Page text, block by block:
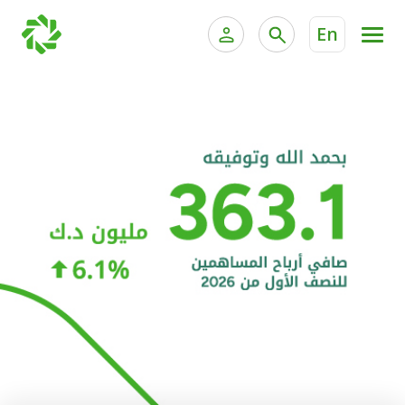
En
الخدمات المصرفية الإلكترونية للشركات
خدمة "بيتك" للتداول الإلكتروني
الحسابات المصرفية
البطاقات
"برامج العملاء"